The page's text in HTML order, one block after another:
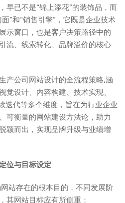
早已不是“锦上添花”的装饰品，而
”和“销售引擎”，它既是企业技术
示窗口，也是客户决策路径中的
流、线索转化、品牌溢价的核心
产公司网站设计的全流程策略,涵
觉设计、内容构建、技术实现、
迭代等多个维度，旨在为行业企业
可衡量的网站建设方法论，助力
颖而出，实现品牌升级与业绩增
位与目标设定
站存在的根本目的，不同发展阶
其网站目标应有所侧重：